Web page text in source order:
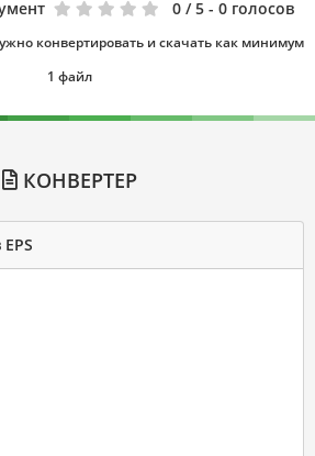
0 / 5 - 0 голосов
конвертировать и скачать как минимум
1 файл
КОНВЕРТЕР